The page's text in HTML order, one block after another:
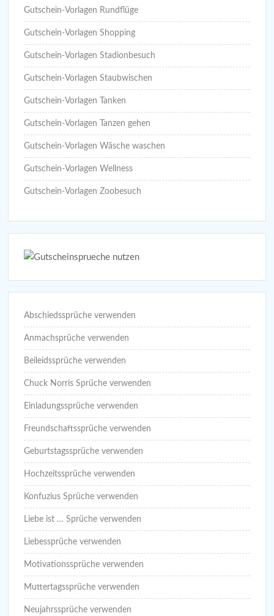
Gutschein-Vorlagen Rundflüge
Gutschein-Vorlagen Shopping
Gutschein-Vorlagen Stadionbesuch
Gutschein-Vorlagen Staubwischen
Gutschein-Vorlagen Tanken
Gutschein-Vorlagen Tanzen gehen
Gutschein-Vorlagen Wäsche waschen
Gutschein-Vorlagen Wellness
Gutschein-Vorlagen Zoobesuch
Abschiedssprüche verwenden
Anmachsprüche verwenden
Beileidssprüche verwenden
Chuck Norris Sprüche verwenden
Einladungssprüche verwenden
Freundschaftssprüche verwenden
Geburtstagssprüche verwenden
Hochzeitssprüche verwenden
Konfuzius Sprüche verwenden
Liebe ist … Sprüche verwenden
Liebessprüche verwenden
Motivationssprüche verwenden
Muttertagssprüche verwenden
Neujahrssprüche verwenden